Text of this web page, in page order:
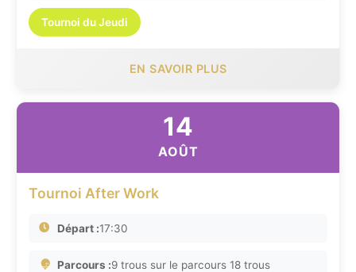
Tournoi du Jeudi
EN SAVOIR PLUS
14
AOÛT
Tournoi After Work
Départ :17:30
Parcours :9 trous sur le parcours 18 trous